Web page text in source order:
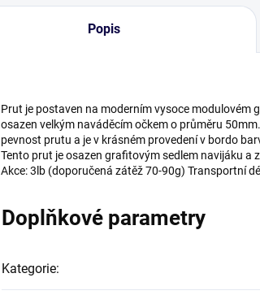
Popis
Prut je postaven na moderním vysoce modulovém
osazen velkým naváděcím očkem o průměru
pevnost prutu a je v krásném provedení v bordo
Tento prut je osazen grafitovým sedlem navijáku a
Akce: 3lb (doporučená zátěž 70-90g) Transportní
Doplňkové parametry
Kategorie: